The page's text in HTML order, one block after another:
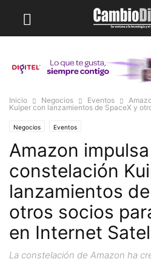
Inicio Negocios Eventos
Kuiper con lanzamientos de SpaceX y
Negocios Eventos
Amazon
constelación
lanzamientos
otros socios
en Internet
La constelación de Amazon ha